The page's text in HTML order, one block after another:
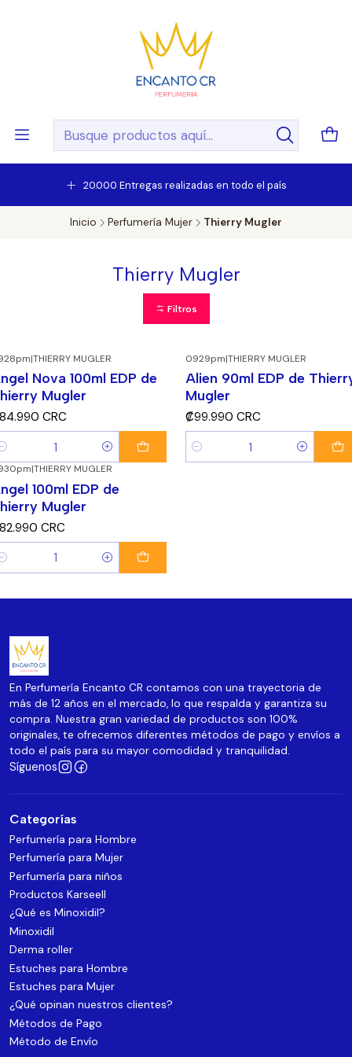
20.000 Entregas realizadas en todo el país
Inicio Perfumería Mujer Thierry Mugler
Thierry Mugler
Filtros
|THIERRY MUGLER
Nova 100ml EDP de
Mugler
CRC
0929pm|THIERRY MUGLER
Alien 90ml EDP de
Mugler
₡99.990 CRC
Cantidad
|THIERRY MUGLER
100ml EDP de
Mugler
CRC
En Perfumería Encanto CR contamos con una trayectoria de
más de 12 años en el mercado, lo que respalda y garantiza su
compra. Nuestra gran variedad de productos son 100%
originales, te ofrecemos diferentes métodos de pago y envíos a
todo el país para su mayor comodidad y tranquilidad.
Síguenos
Categorías
Perfumería para Hombre
Perfumería para Mujer
Perfumería para niños
Productos Karseell
¿Qué es Minoxidil?
Minoxidil
Derma roller
Estuches para Hombre
Estuches para Mujer
¿Qué opinan nuestros clientes?
Métodos de Pago
Método de Envío